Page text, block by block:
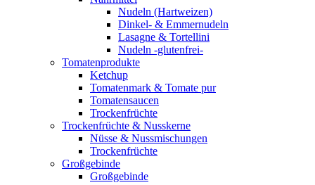
Nudeln (Hartweizen)
Dinkel- & Emmernudeln
Lasagne & Tortellini
Nudeln -glutenfrei-
Tomatenprodukte
Ketchup
Tomatenmark & Tomate pur
Tomatensaucen
Trockenfrüchte
Trockenfrüchte & Nusskerne
Nüsse & Nussmischungen
Trockenfrüchte
Großgebinde
Großgebinde